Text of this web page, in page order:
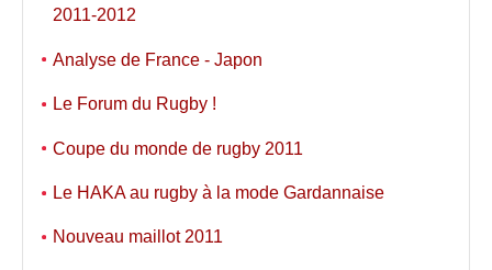
2011-2012
Analyse de France - Japon
Le Forum du Rugby !
Coupe du monde de rugby 2011
Le HAKA au rugby à la mode Gardannaise
Nouveau maillot 2011